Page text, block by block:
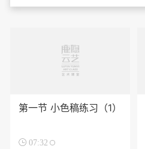
第一节 小色稿练习（1）
 07:32